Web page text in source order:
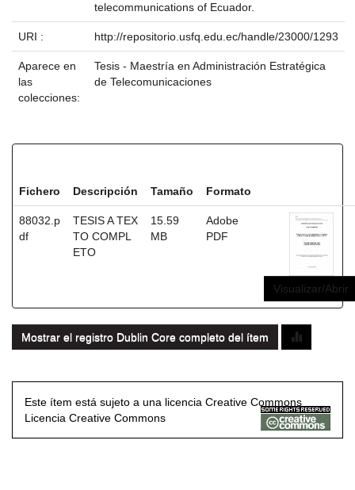
telecommunications of Ecuador.
URI : http://repositorio.usfq.edu.ec/handle/23000/1293
Aparece en
las
colecciones:
Tesis - Maestría en Administración Estratégica
de Telecomunicaciones
Fichero Descripción Tamaño Formato
88032.p
df
TESIS A TEX
TO COMPL
ETO
15.59
MB
Adobe
PDF
Visualizar/Abrir
Mostrar el registro Dublin Core completo del ítem
Este ítem está sujeto a una licencia Creative Commons
Licencia Creative Commons